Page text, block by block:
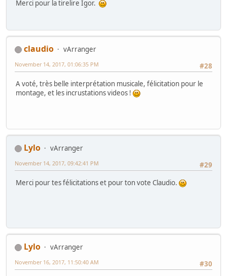
Merci pour la tirelire Igor.
claudio
vArranger
#28
November 14, 2017, 01:06:35 PM
A voté, très belle interprétation musicale, félicitation pour le
montage, et les incrustations videos !
Lylo
vArranger
#29
November 14, 2017, 09:42:41 PM
Merci pour tes félicitations et pour ton vote Claudio.
Lylo
vArranger
#30
November 16, 2017, 11:50:40 AM